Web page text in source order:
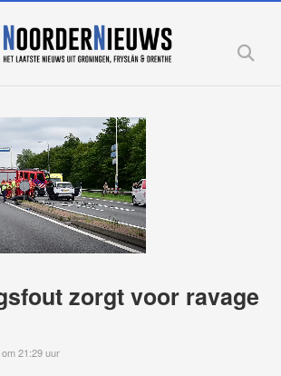
zorgt voor ravage
21:29 uur